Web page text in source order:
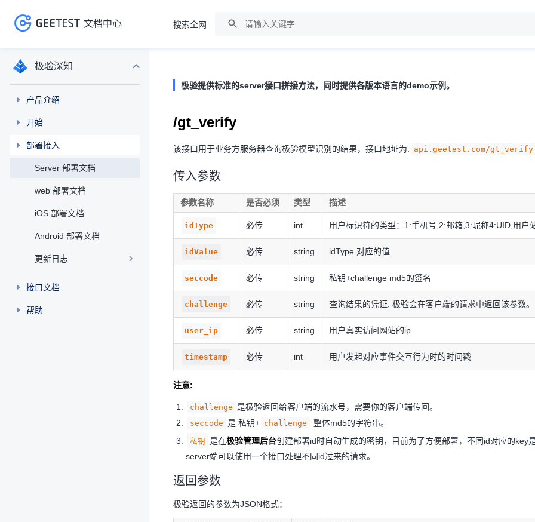
文档中心 搜索全网
极验提供标准的server接口拼接方法，同时提供各版本语言的demo示例。
/gt_verify
该接口用于业务方服务器查询极验模型识别的结果，接口地址为: api.geetest.com/gt_verify
传入参数
参数名称 是否必须 类型 描述
idType 必传 int 用户标识符的类型：1:手机号,2:邮箱,3:昵称4:UID,用户
idValue 必传 string idType 对应的值
seccode 必传 string 私钥+challenge md5的签名
challenge 必传 string 查询结果的凭证, 极验会在客户端的请求中返回该参数。
user_ip 必传 string 用户真实访问网站的ip
timestamp 必传 int 用户发起对应事件交互行为时的时间戳
注意:
challenge 是极验返回给客户端的流水号，需要你的客户端传回。
seccode 是 私钥+ challenge 整体md5的字符串。
私钥 是在极验管理后台创建部署id时自动生成的密钥，目前为了方便部署，不同id对应的key
server端可以使用一个接口处理不同id过来的请求。
返回参数
极验返回的参数为JSON格式：
极验深知
产品介绍
开始
部署接入
Server 部署文档
web 部署文档
iOS 部署文档
Android 部署文档
更新日志
接口文档
帮助